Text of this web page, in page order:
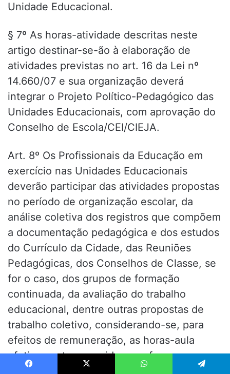
Unidade Educacional.
§ 7º As horas-atividade descritas neste
artigo destinar-se-ão à elaboração de
atividades previstas no art. 16 da Lei nº
14.660/07 e sua organização deverá
integrar o Projeto Político-Pedagógico das
Unidades Educacionais, com aprovação do
Conselho de Escola/CEI/CIEJA.
Art. 8º Os Profissionais da Educação em
exercício nas Unidades Educacionais
deverão participar das atividades propostas
no período de organização escolar, da
análise coletiva dos registros que compõem
a documentação pedagógica e dos estudos
do Currículo da Cidade, das Reuniões
Pedagógicas, dos Conselhos de Classe, se
for o caso, dos grupos de formação
continuada, da avaliação do trabalho
educacional, dentre outras propostas de
trabalho coletivo, considerando-se, para
efeitos de remuneração, as horas-aula
efetivamente cumpridas, conforme
legislação em vigor.